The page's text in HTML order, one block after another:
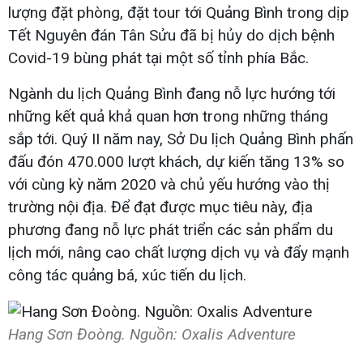
lượng đặt phòng, đặt tour tới Quảng Bình trong dịp
Tết Nguyên đán Tân Sửu đã bị hủy do dịch bệnh
Covid-19 bùng phát tại một số tỉnh phía Bắc.
Ngành du lịch Quảng Bình đang nỗ lực hướng tới
những kết quả khả quan hơn trong những tháng
sắp tới. Quý II năm nay, Sở Du lịch Quảng Bình phấn
đấu đón 470.000 lượt khách, dự kiến tăng 13% so
với cùng kỳ năm 2020 và chủ yếu hướng vào thị
trường nội địa. Để đạt được mục tiêu này, địa
phương đang nỗ lực phát triển các sản phẩm du
lịch mới, nâng cao chất lượng dịch vụ và đẩy mạnh
công tác quảng bá, xúc tiến du lịch.
Hang Sơn Đoòng. Nguồn: Oxalis Adventure